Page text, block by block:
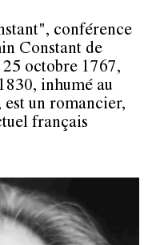
conférence
Constant de
25 octobre 1767,
inhumé au
un romancier,
français